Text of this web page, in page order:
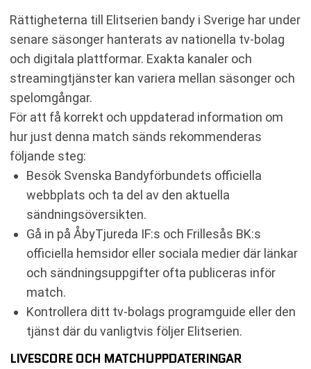
Rättigheterna till Elitserien bandy i Sverige har under
senare säsonger hanterats av nationella tv-bolag
och digitala plattformar. Exakta kanaler och
streamingtjänster kan variera mellan säsonger och
spelomgångar.
För att få korrekt och uppdaterad information om
hur just denna match sänds rekommenderas
följande steg:
Besök Svenska Bandyförbundets officiella
webbplats och ta del av den aktuella
sändningsöversikten.
Gå in på ÅbyTjureda IF:s och Frillesås BK:s
officiella hemsidor eller sociala medier där länkar
och sändningsuppgifter ofta publiceras inför
match.
Kontrollera ditt tv-bolags programguide eller den
tjänst där du vanligtvis följer Elitserien.
LIVESCORE OCH MATCHUPPDATERINGAR